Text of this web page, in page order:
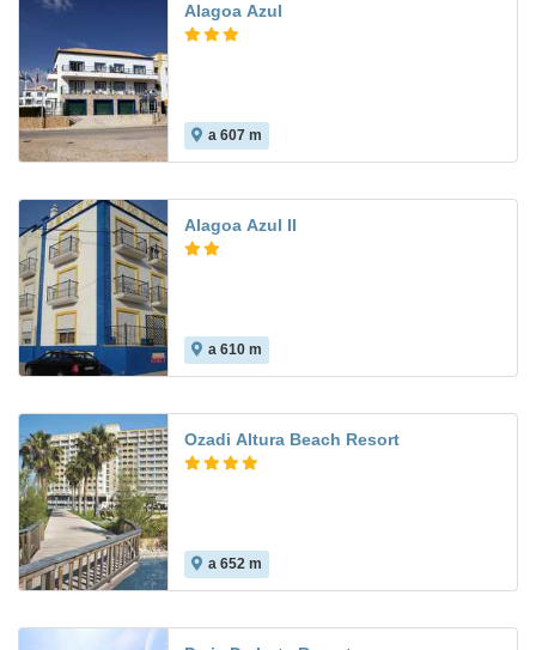
Alagoa Azul
a 607 m
Alagoa Azul II
a 610 m
Ozadi Altura Beach Resort
a 652 m